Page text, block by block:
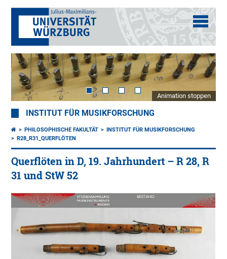
Animation stoppen
INSTITUT FÜR MUSIKFORSCHUNG
PHILOSOPHISCHE FAKULTÄT
INSTITUT FÜR MUSIKFORSCHUNG
R28_R31_QUERFLÖTEN
Querflöten in D, 19. Jahrhundert – R 28, R
31 und StW 52